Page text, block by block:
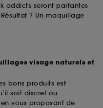
addicts seront partantes
? Un maquillage
visage naturels et
bons produits est
soit discret ou
vous proposant de